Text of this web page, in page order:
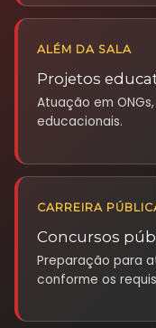
ALÉM DA SALA
Projetos
Atuação em
educacionais.
CARREIRA
Concursos
Preparação para
conforme os